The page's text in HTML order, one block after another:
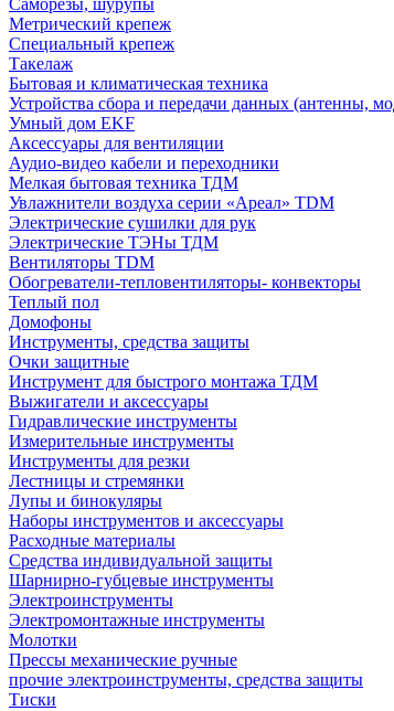
Саморезы, шурупы
Метрический крепеж
Специальный крепеж
Такелаж
Бытовая и климатическая техника
Устройства сбора и передачи данных (антенны,
Умный дом EKF
Аксессуары для вентиляции
Аудио-видео кабели и переходники
Мелкая бытовая техника ТДМ
Увлажнители воздуха серии «Ареал» TDM
Электрические сушилки для рук
Электрические ТЭНы ТДМ
Вентиляторы TDM
Обогреватели-тепловентиляторы- конвекторы
Теплый пол
Домофоны
Инструменты, средства защиты
Очки защитные
Инструмент для быстрого монтажа ТДМ
Выжигатели и аксессуары
Гидравлические инструменты
Измерительные инструменты
Инструменты для резки
Лестницы и стремянки
Лупы и бинокуляры
Наборы инструментов и аксессуары
Расходные материалы
Средства индивидуальной защиты
Шарнирно-губцевые инструменты
Электроинструменты
Электромонтажные инструменты
Молотки
Прессы механические ручные
прочие электроинструменты, средства защиты
Тиски